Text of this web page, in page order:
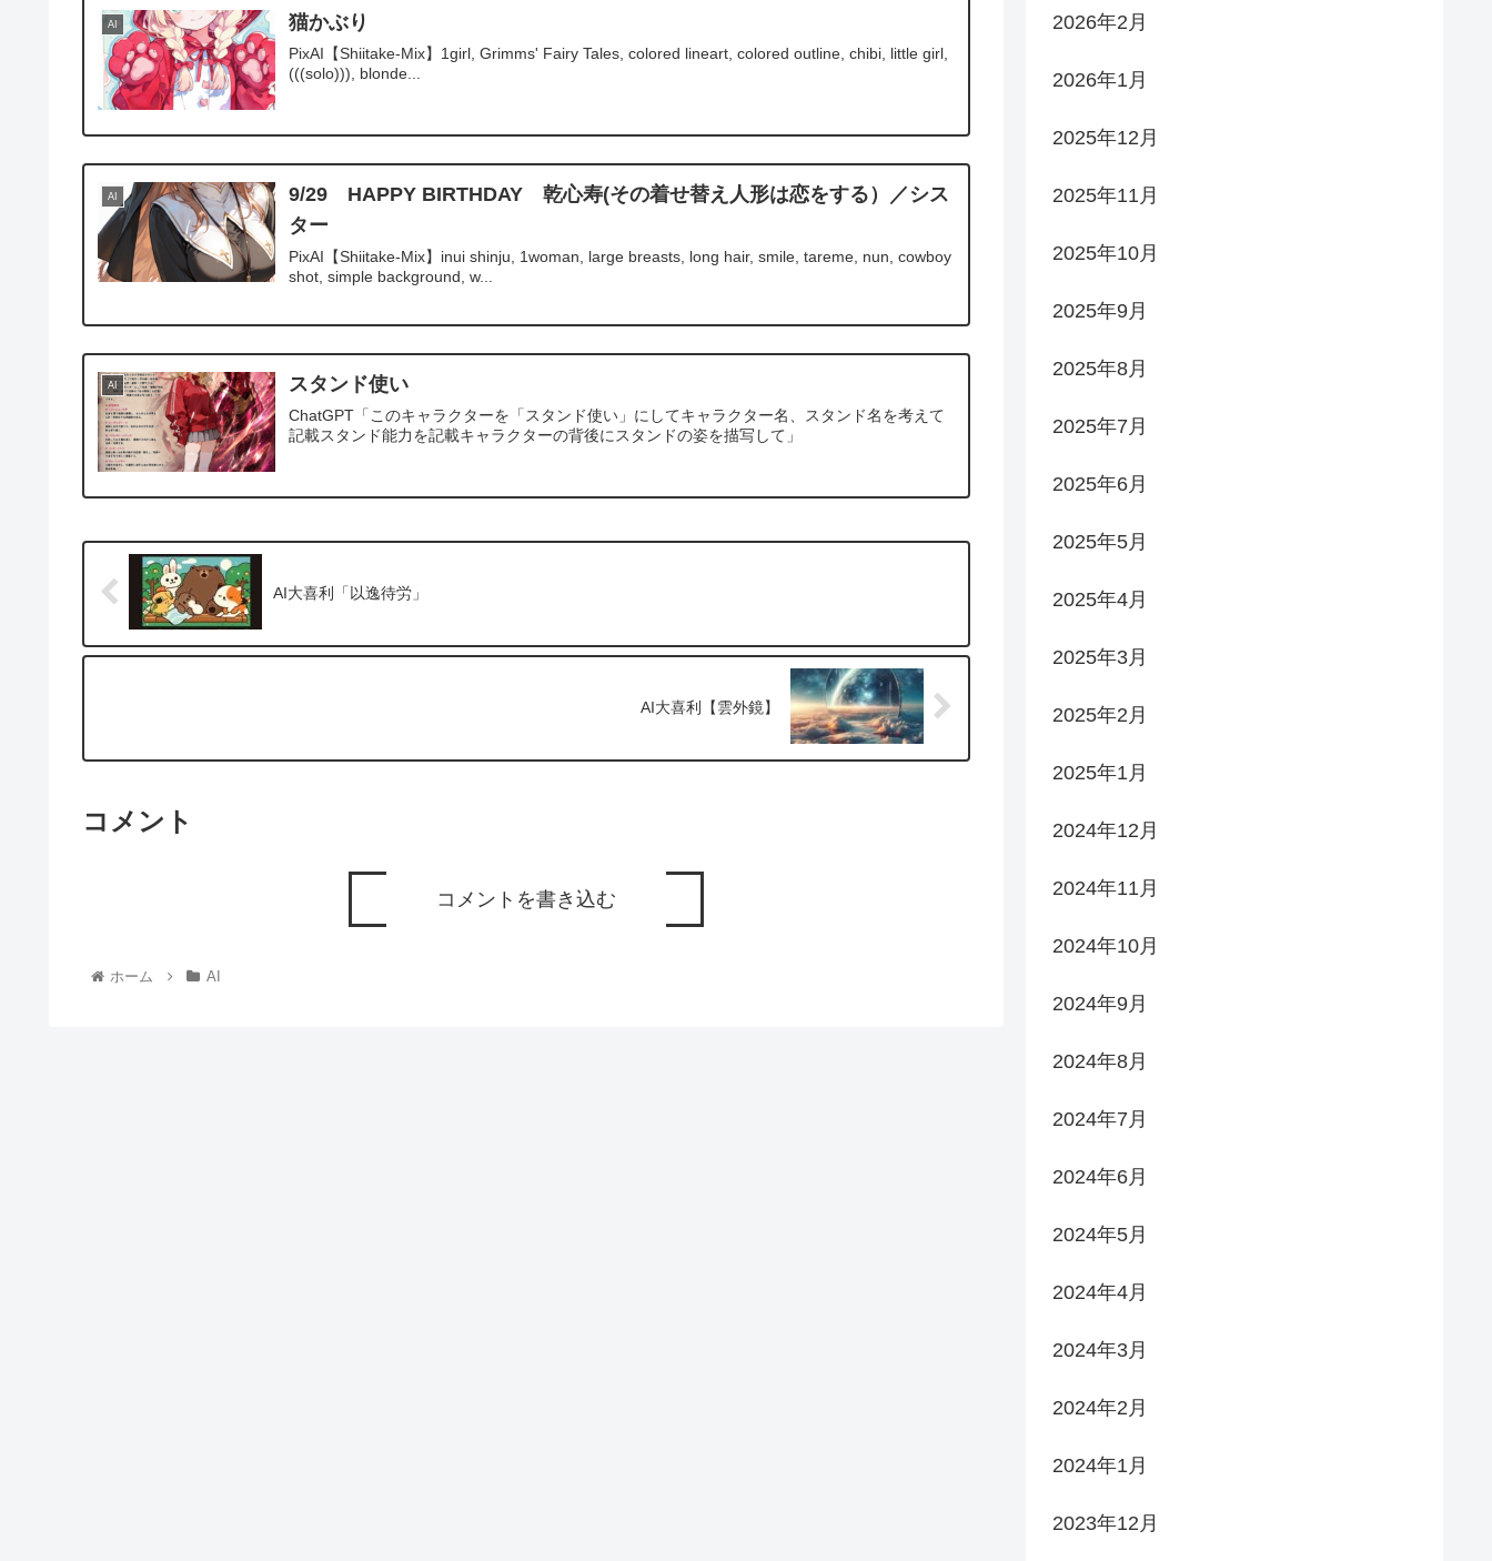
AI 猫かぶり
PixAI【Shiitake-Mix】1girl, Grimms' Fairy Tales, colored lineart, colored outline, chibi, little girl,
(((solo))), blonde...
AI
9/29 HAPPY BIRTHDAY 乾心寿(その着せ替え人形は恋をする）／シス
ター
PixAI【Shiitake-Mix】inui shinju, 1woman, large breasts, long hair, smile, tareme, nun, cowboy
shot, simple background, w...
AI スタンド使い
ChatGPT「このキャラクターを「スタンド使い」にしてキャラクター名、スタンド名を考えて
記載スタンド能力を記載キャラクターの背後にスタンドの姿を描写して」
AI大喜利「以逸待労」
AI大喜利【雲外鏡】
コメント
コメントを書き込む
ホーム AI
2026年2月
2026年1月
2025年12月
2025年11月
2025年10月
2025年9月
2025年8月
2025年7月
2025年6月
2025年5月
2025年4月
2025年3月
2025年2月
2025年1月
2024年12月
2024年11月
2024年10月
2024年9月
2024年8月
2024年7月
2024年6月
2024年5月
2024年4月
2024年3月
2024年2月
2024年1月
2023年12月